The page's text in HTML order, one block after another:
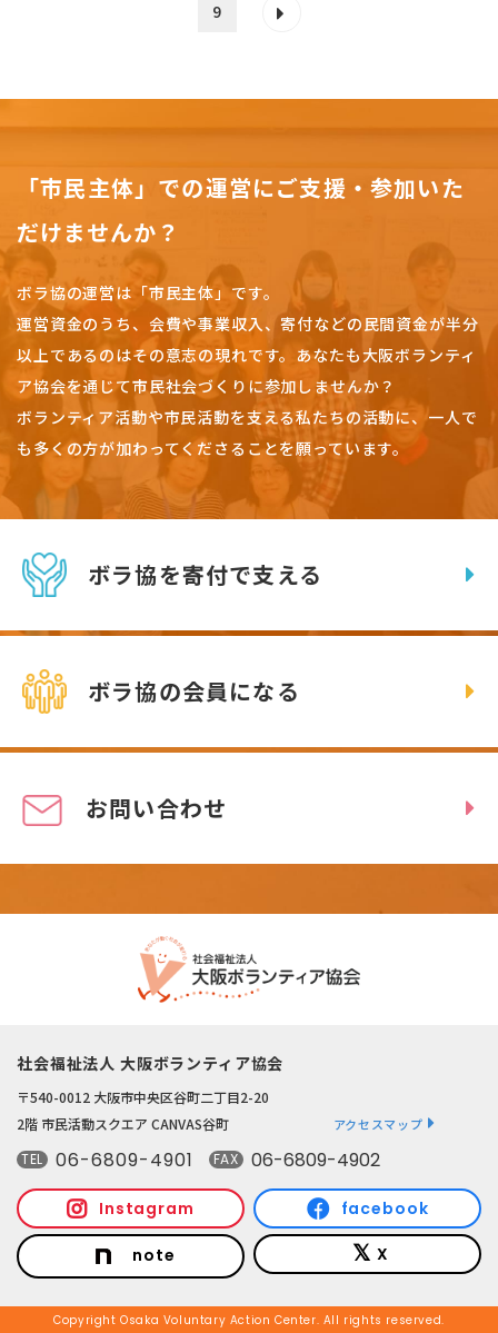
9
「市民主体」での運営にご支援・参加いた
だけませんか？
ボラ協の運営は「市民主体」です。
運営資金のうち、会費や事業収入、寄付などの民間資金が半分
以上であるのはその意志の現れです。 あなたも大阪ボランティ
ア協会を通じて市民社会づくりに参加しませんか？
ボランティア活動や市民活動を支える私たちの活動に、一人で
も多くの方が加わってくださることを願っています。
ボラ協を寄付で支える
ボラ協の会員になる
お問い合わせ
社会福祉法人 大阪ボランティア協会
〒540-0012 大阪市中央区谷町二丁目2-20
2階 市民活動スクエア CANVAS谷町
アクセスマップ
TEL 06-6809-4901 FAX 06-6809-4902
Instagram facebook
note X
Copyright Osaka Voluntary Action Center. All rights reserved.